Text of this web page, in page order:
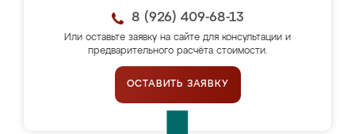
8 (926) 409-68-13
Или оставьте заявку на сайте для консультации и
предварительного расчёта стоимости.
ОСТАВИТЬ ЗАЯВКУ